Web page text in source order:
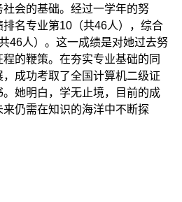
会的基础。经过一学年的努
名专业第10（共46人），综合
46人）。这一成绩是对她过去努
的鞭策。在夯实专业基础的同
成功考取了全国计算机二级证
她明白，学无止境，目前的成
仍需在知识的海洋中不断探